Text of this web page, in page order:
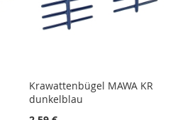
Krawattenbügel MAWA KR
dunkelblau